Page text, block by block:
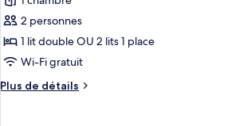
grand
lit
pour
ce
type
chambre :
2 personnes
1 lit double OU 2 lits 1 place
Wi-Fi gratuit
Plus de détails
Plus